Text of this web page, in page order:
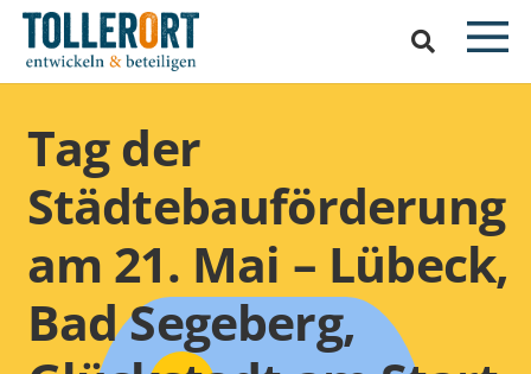
Tag der
Städtebauförderung
am 21. Mai – Lübeck,
Bad Segeberg,